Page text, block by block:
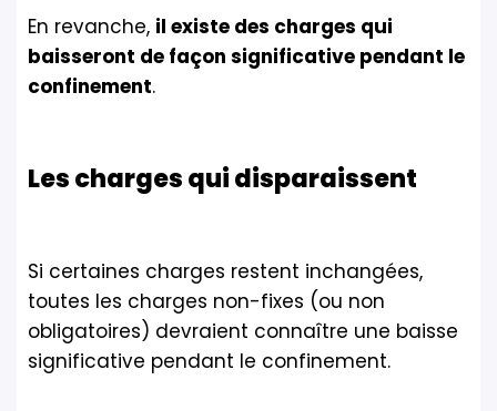
En revanche, il existe des charges qui
baisseront de façon significative pendant le
confinement.
Les charges qui disparaissent
Si certaines charges restent inchangées,
toutes les charges non-fixes (ou non
obligatoires) devraient connaître une baisse
significative pendant le confinement.